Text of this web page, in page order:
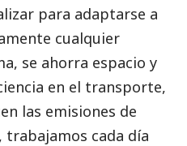
para adaptarse a
cualquier
se ahorra espacio y
en el transporte,
las emisiones de
trabajamos cada día